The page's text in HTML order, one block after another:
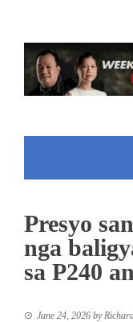
Presyo
nga
sa P240
June 24, 2026 by